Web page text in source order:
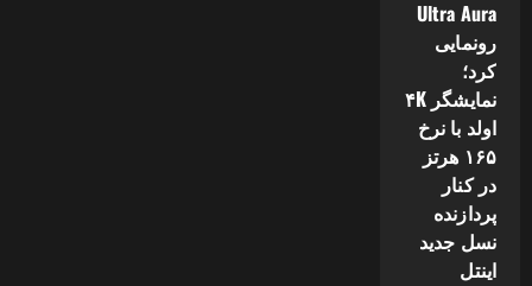
Ultra Aura
رونمایی
کرد؛
نمایشگر ۴K
اولد با نرخ
۱۶۵ هرتز
در کنار
پردازنده
نسل جدید
اینتل